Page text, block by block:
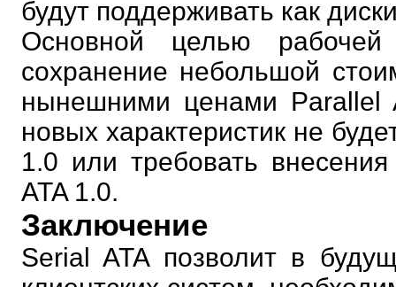
будут поддерживать как
Основной целью
сохранение небольшой
нынешними ценами Parallel
новых характеристик не
1.0 или требовать
ATA 1.0.
Заключение
Serial ATA позволит в